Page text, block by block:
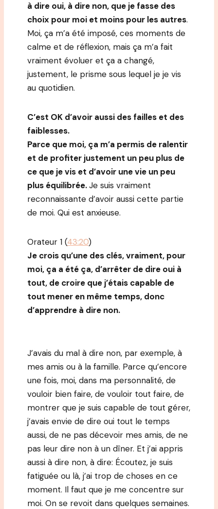
à dire oui, à dire non, que je fasse des
choix pour moi et moins pour les autres.
Moi, ça m’a été imposé, ces moments de
calme et de réflexion, mais ça m’a fait
vraiment évoluer et ça a changé,
justement, le prisme sous lequel je je vis
au quotidien.
C’est OK d’avoir aussi des failles et des
faiblesses.
Parce que moi, ça m’a permis de ralentir
et de profiter justement un peu plus de
ce que je vis et d’avoir une vie un peu
plus équilibrée.Je suis vraiment
reconnaissante d’avoir aussi cette partie
de moi. Qui est anxieuse.
Orateur 1 (43:20)
Je crois qu’une des clés, vraiment, pour
moi, ça a été ça, d’arrêter de dire oui à
tout, de croire que j’étais capable de
tout mener en même temps, donc
d’apprendre à dire non.
J’avais du mal à dire non, par exemple, à
mes amis ou à la famille. Parce qu’encore
une fois, moi, dans ma personnalité, de
vouloir bien faire, de vouloir tout faire, de
montrer que je suis capable de tout gérer,
j’avais envie de dire oui tout le temps
aussi, de ne pas décevoir mes amis, de ne
pas leur dire non à un dîner. Et j’ai appris
aussi à dire non, à dire: Écoutez, je suis
fatiguée ou là, j’ai trop de choses en ce
moment. Il faut que je me concentre sur
moi. On se revoit dans quelques semaines.